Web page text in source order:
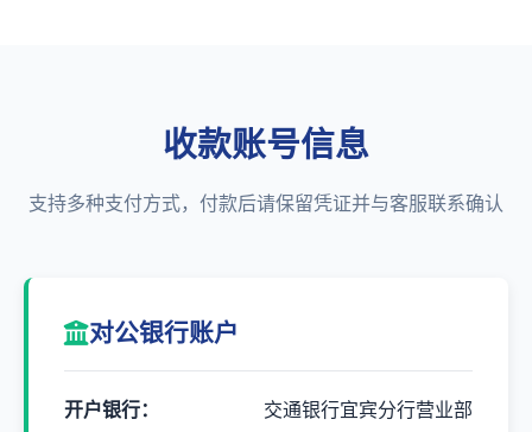
收款账号信息
支持多种支付方式，付款后请保留凭证并与客服联系确认
对公银行账户
开户银行：
交通银行宜宾分行营业部